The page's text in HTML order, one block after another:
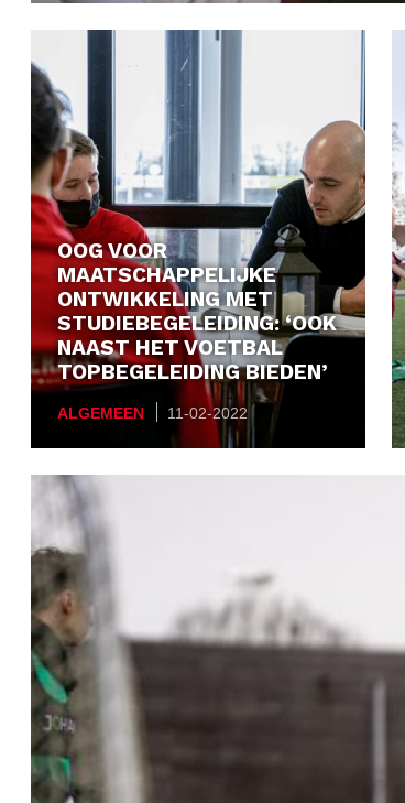
OOG VOOR
MAATSCHAPPELIJKE
ONTWIKKELING MET
STUDIEBEGELEIDING: ‘OOK
NAAST HET VOETBAL
TOPBEGELEIDING BIEDEN’
ALGEMEEN 11-02-2022